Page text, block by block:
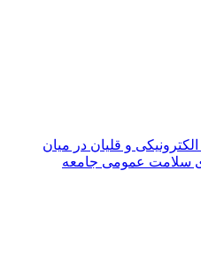
و قلیان در میان
سلامت عمومی جامعه